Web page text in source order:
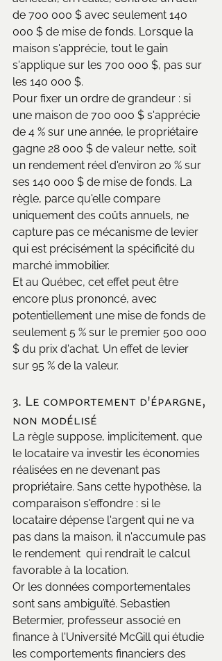
de 700 000 $ avec seulement 140
000 $ de mise de fonds. Lorsque la
maison s'apprécie, tout le gain
s'applique sur les 700 000 $, pas sur
les 140 000 $.
Pour fixer un ordre de grandeur : si
une maison de 700 000 $ s'apprécie
de 4 % sur une année, le propriétaire
gagne 28 000 $ de valeur nette, soit
un rendement réel d'environ 20 % sur
ses 140 000 $ de mise de fonds. La
règle, parce qu'elle compare
uniquement des coûts annuels, ne
capture pas ce mécanisme de levier
qui est précisément la spécificité du
marché immobilier.
Et au Québec, cet effet peut être
encore plus prononcé, avec
potentiellement une mise de fonds de
seulement 5 % sur le premier 500 000
$ du prix d'achat. Un effet de levier
sur 95 % de la valeur.
3. Le comportement d'épargne,
non modélisé
La règle suppose, implicitement, que
le locataire va investir les économies
réalisées en ne devenant pas
propriétaire. Sans cette hypothèse, la
comparaison s'effondre : si le
locataire dépense l'argent qui ne va
pas dans la maison, il n'accumule pas
le rendement  qui rendrait le calcul
favorable à la location.
Or les données comportementales
sont sans ambiguïté. Sebastien
Betermier, professeur associé en
finance à l'Université McGill qui étudie
les comportements financiers des